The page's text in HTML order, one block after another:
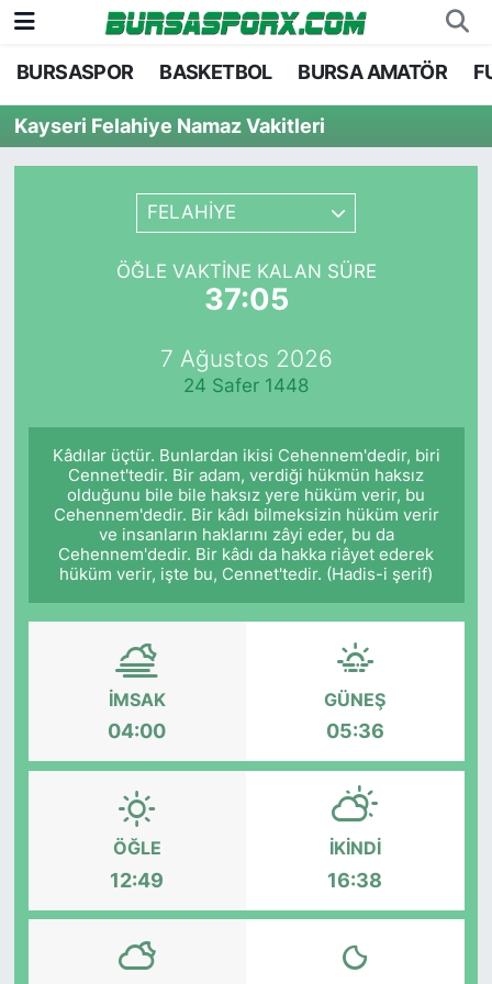
BURSASPOR BASKETBOL BURSA AMATÖR
Kayseri Felahiye Namaz Vakitleri
FELAHİYE
ÖĞLE VAKTINE KALAN SÜRE
37:05
7 Ağustos 2026
24 Safer 1448
Kâdılar üçtür. Bunlardan ikisi Cehennem'dedir, biri
Cennet'tedir. Bir adam, verdiği hükmün haksız
olduğunu bile bile haksız yere hüküm verir, bu
Cehennem'dedir. Bir kâdı bilmeksizin hüküm verir
ve insanların haklarını zâyi eder, bu da
Cehennem'dedir. Bir kâdı da hakka riâyet ederek
hüküm verir, işte bu, Cennet'tedir. (Hadis-i şerif)
İMSAK
04:00
GÜNEŞ
05:36
ÖĞLE
12:49
İKINDI
16:38
Bursaspor
Futbol
Basketbol
Bursa Nöbetçi Eczaneler
Bursa Hava Durumu
Bursa Namaz Vakitleri
TFF 2.Lig Kırmızı Grup Puan Durumu ve Fikstür
Tüm Manşetler
Haber Arşivi